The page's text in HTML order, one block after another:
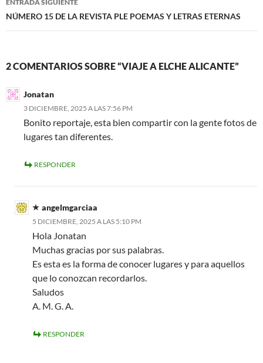
ENTRADA SIGUIENTE
NÚMERO 15 DE LA REVISTA PLE POEMAS Y LETRAS ETERNAS
2 COMENTARIOS SOBRE “VIAJE A ELCHE ALICANTE”
Jonatan
3 DICIEMBRE, 2025 A LAS 7:56 PM
Bonito reportaje, esta bien compartir con la gente fotos de
lugares tan diferentes.
RESPONDER
angelmgarciaa
5 DICIEMBRE, 2025 A LAS 5:10 PM
Hola Jonatan
Muchas gracias por sus palabras.
Es esta es la forma de conocer lugares y para aquellos
que lo conozcan recordarlos.
Saludos
A. M. G. A.
RESPONDER